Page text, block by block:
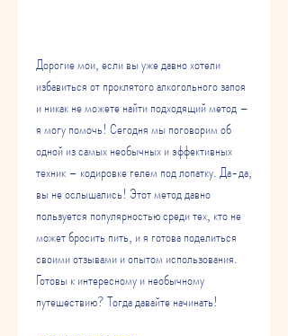
Дорогие мои, если вы уже давно хотели
избавиться от проклятого алкогольного запоя
и никак не можете найти подходящий метод –
я могу помочь! Сегодня мы поговорим об
одной из самых необычных и эффективных
техник – кодировке гелем под лопатку. Да-да,
вы не ослышались! Этот метод давно
пользуется популярностью среди тех, кто не
может бросить пить, и я готова поделиться
своими отзывами и опытом использования.
Готовы к интересному и необычному
путешествию? Тогда давайте начинать!